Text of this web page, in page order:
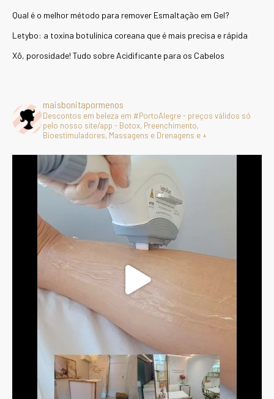
Qual é o melhor método para remover Esmaltação em Gel?
Letybo: a toxina botulínica coreana que é mais precisa e rápida
Xô, porosidade! Tudo sobre Acidificante para os Cabelos
maisbonitapormenos
Descontos em beleza em #PortoAlegre - preços válidos só
pelo nosso site/app - Botox, Preenchimento,
Bioestimuladores, Massagens e Drenagens e +